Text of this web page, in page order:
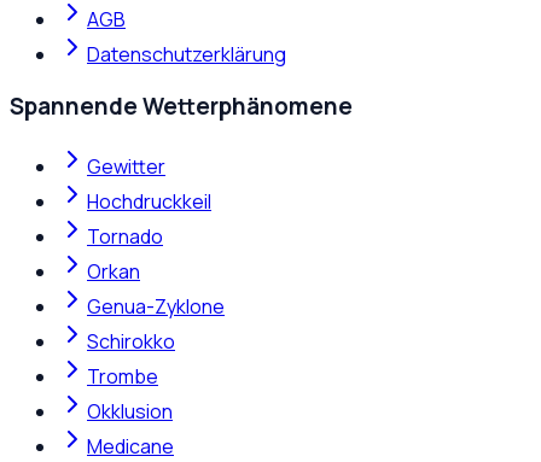
AGB
Datenschutzerklärung
Spannende Wetterphänomene
Gewitter
Hochdruckkeil
Tornado
Orkan
Genua-Zyklone
Schirokko
Trombe
Okklusion
Medicane